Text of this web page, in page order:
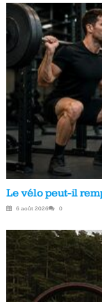
Le vélo peut-il
6 août 2026 0